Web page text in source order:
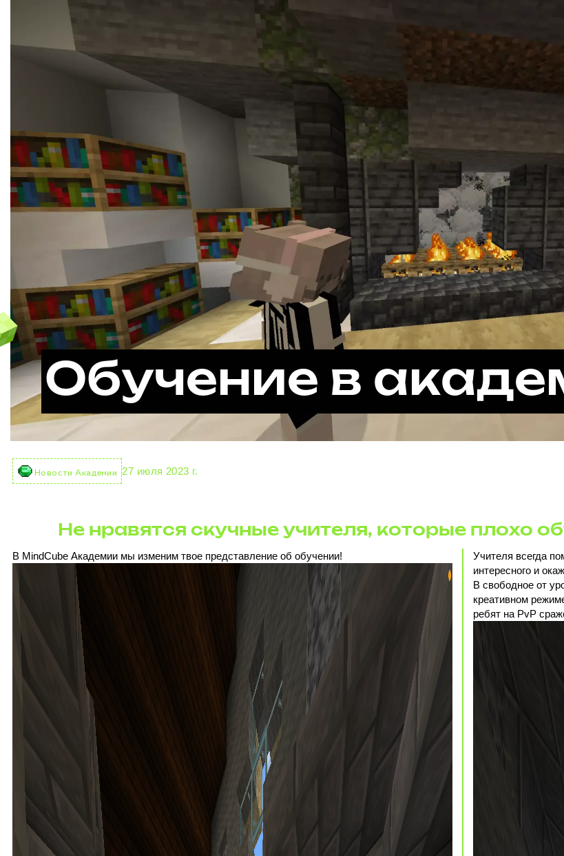
Обучение в
Новости Академии 27 июля 2023 г.
Не нравятся скучные учителя, которые плохо
В MindCube Академии мы изменим твое представление об обучении!
Учителя всегда
интересного и
В свободное от
креативном
ребят на PvP